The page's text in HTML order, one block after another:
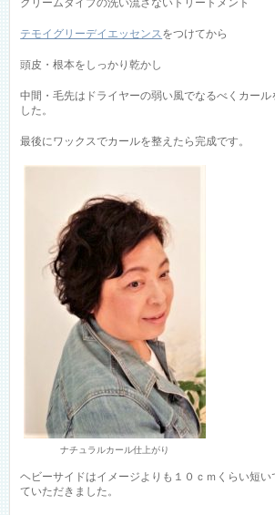
テモイグリーデイエッセンス をつけてから
頭皮・根本をしっかり乾かし
中間・毛先はドライヤーの弱い風でなるべくカール
した。
最後にワックスでカールを整えたら完成です。
ナチュラルカール仕上がり
ヘビーサイドはイメージよりも１０ｃｍくらい短
ていただきました。